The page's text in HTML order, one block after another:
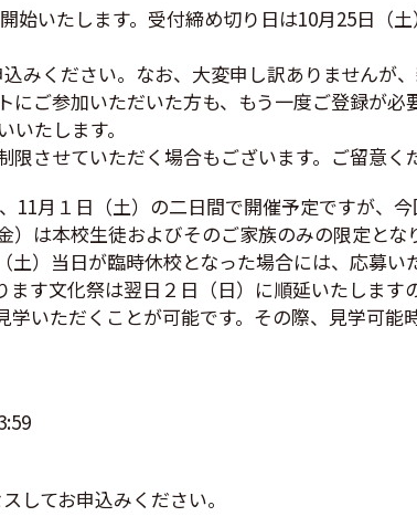
始いたします。受付締め切り日は10月25日（
みください。なお、大変申し訳ありませんが
にご参加いただいた方も、もう一度ご登録が必
たします。
させていただく場合もございます。ご留意く
11月１日（土）の二日間で開催予定ですが、
）は本校生徒およびそのご家族のみの限定とな
）当日が臨時休校となった場合には、応募い
ます文化祭は翌日２日（日）に順延いたします
学いただくことが可能です。その際、見学可能
してお申込みください。